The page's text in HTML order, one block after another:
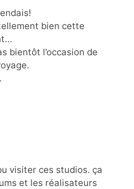
bien cette
bientôt l’occasion de
visiter ces studios. ça
et les réalisateurs